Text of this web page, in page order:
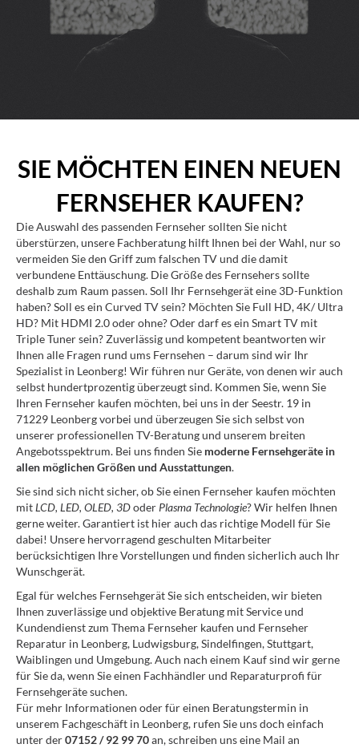
SIE MÖCHTEN EINEN NEUEN
FERNSEHER KAUFEN?
Die Auswahl des passenden Fernseher sollten Sie nicht
überstürzen, unsere Fachberatung hilft Ihnen bei der Wahl, nur so
vermeiden Sie den Griff zum falschen TV und die damit
verbundene Enttäuschung. Die Größe des Fernsehers sollte
deshalb zum Raum passen. Soll Ihr Fernsehgerät eine 3D-Funktion
haben? Soll es ein Curved TV sein? Möchten Sie Full HD, 4K/ Ultra
HD? Mit HDMI 2.0 oder ohne? Oder darf es ein Smart TV mit
Triple Tuner sein? Zuverlässig und kompetent beantworten wir
Ihnen alle Fragen rund ums Fernsehen – darum sind wir Ihr
Spezialist in Leonberg! Wir führen nur Geräte, von denen wir auch
selbst hundertprozentig überzeugt sind. Kommen Sie, wenn Sie
Ihren Fernseher kaufen möchten, bei uns in der Seestr. 19 in
71229 Leonberg vorbei und überzeugen Sie sich selbst von
unserer professionellen TV-Beratung und unserem breiten
Angebotsspektrum. Bei uns finden Sie moderne Fernsehgeräte in
allen möglichen Größen und Ausstattungen.
Sie sind sich nicht sicher, ob Sie einen Fernseher kaufen möchten
mitLCD, LED, OLED, 3Doder Plasma Technologie? Wir helfen Ihnen
gerne weiter. Garantiert ist hier auch das richtige Modell für Sie
dabei! Unsere hervorragend geschulten Mitarbeiter
berücksichtigen Ihre Vorstellungen und finden sicherlich auch Ihr
Wunschgerät.
Egal für welches Fernsehgerät Sie sich entscheiden, wir bieten
Ihnen zuverlässige und objektive Beratung mit Service und
Kundendienst zum Thema Fernseher kaufen und Fernseher
Reparatur in Leonberg, Ludwigsburg, Sindelfingen, Stuttgart,
Waiblingen und Umgebung. Auch nach einem Kauf sind wir gerne
für Sie da, wenn Sie einen Fachhändler und Reparaturprofi für
Fernsehgeräte suchen.
Für mehr Informationen oder für einen Beratungstermin in
unserem Fachgeschäft in Leonberg, rufen Sie uns doch einfach
unter der07152 / 92 99 70an, schreiben uns eine Mail an